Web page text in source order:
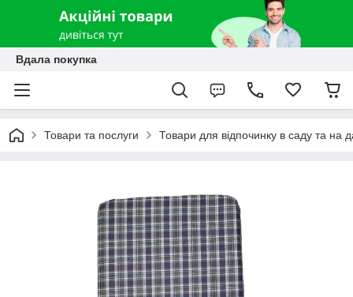
Вдала покупка
Товари та послуги Товари для відпочинку в саду та на